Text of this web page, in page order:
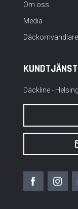
Om oss
Media
Däckomvandlare
KUNDTJÄNST
Däckline -